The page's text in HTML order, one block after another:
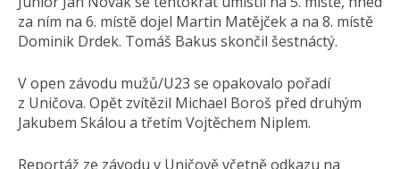
za ním na 6. místě dojel Martin Matějček a na 8. místě
Dominik Drdek. Tomáš Bakus skončil šestnáctý.
V open závodu mužů/U23 se opakovalo pořadí
z Uničova. Opět zvítězil Michael Boroš před druhým
Jakubem Skálou a třetím Vojtěchem Niplem.
Reportáž ze závodu v Uničově včetně odkazu na